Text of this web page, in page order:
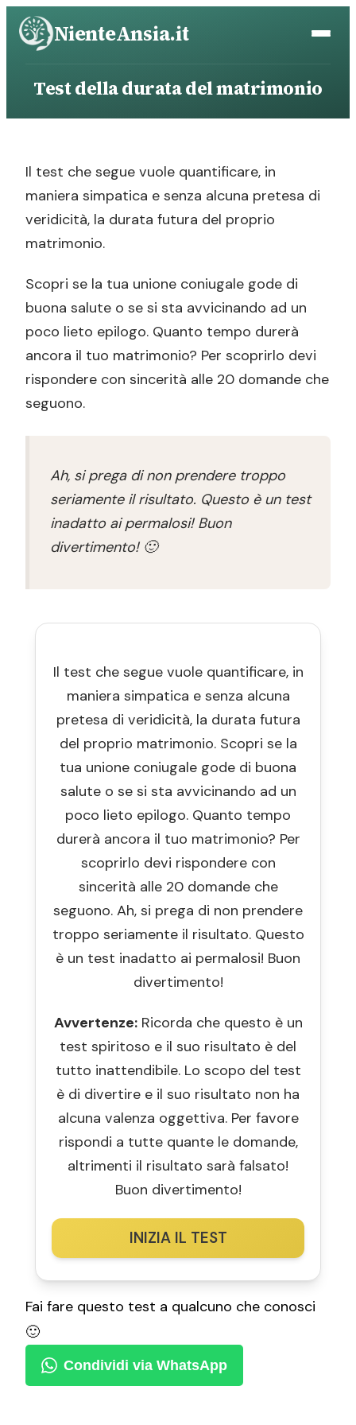
Vai
NienteAnsia.it
Test della durata del matrimonio
Il test che segue vuole quantificare, in
maniera simpatica e senza alcuna pretesa di
veridicità, la durata futura del proprio
matrimonio.
Scopri se la tua unione coniugale gode di
buona salute o se si sta avvicinando ad un
poco lieto epilogo. Quanto tempo durerà
ancora il tuo matrimonio? Per scoprirlo devi
rispondere con sincerità alle 20 domande che
seguono.
Ah, si prega di non prendere troppo
seriamente il risultato. Questo è un test
inadatto ai permalosi! Buon
divertimento! 🙂
Il test che segue vuole quantificare, in
maniera simpatica e senza alcuna
pretesa di veridicità, la durata futura
del proprio matrimonio. Scopri se la
tua unione coniugale gode di buona
salute o se si sta avvicinando ad un
poco lieto epilogo. Quanto tempo
durerà ancora il tuo matrimonio? Per
scoprirlo devi rispondere con
sincerità alle 20 domande che
seguono. Ah, si prega di non prendere
troppo seriamente il risultato. Questo
è un test inadatto ai permalosi! Buon
divertimento!
Avvertenze:Ricorda che questo è un
test spiritoso e il suo risultato è del
tutto inattendibile. Lo scopo del test
è di divertire e il suo risultato non ha
alcuna valenza oggettiva. Per favore
rispondi a tutte quante le domande,
altrimenti il risultato sarà falsato!
Buon divertimento!
INIZIA IL TEST
Fai fare questo test a qualcuno che conosci
🙂
Condividi via WhatsApp